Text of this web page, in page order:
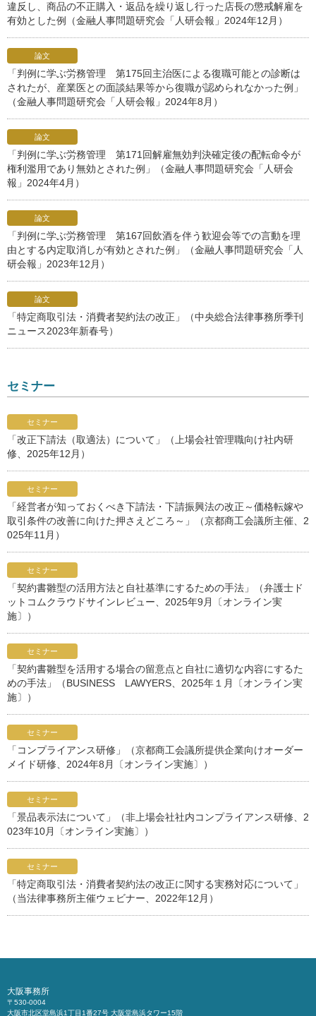
違反し、商品の不正購入・返品を繰り返し行った店長の懲戒解雇を
有効とした例（金融人事問題研究会「人研会報」2024年12月）
論文
「判例に学ぶ労務管理 第175回主治医による復職可能との診断は
されたが、産業医との面談結果等から復職が認められなかった例」
（金融人事問題研究会「人研会報」2024年8月）
論文
「判例に学ぶ労務管理 第171回解雇無効判決確定後の配転命令が
権利濫用であり無効とされた例」（金融人事問題研究会「人研会
報」2024年4月）
論文
「判例に学ぶ労務管理 第167回飲酒を伴う歓迎会等での言動を理
由とする内定取消しが有効とされた例」（金融人事問題研究会「人
研会報」2023年12月）
論文
「特定商取引法・消費者契約法の改正」（中央総合法律事務所季刊
ニュース2023年新春号）
セミナー
セミナー
「改正下請法（取適法）について」（上場会社管理職向け社内研
修、2025年12月）
セミナー
「経営者が知っておくべき下請法・下請振興法の改正～価格転嫁や
取引条件の改善に向けた押さえどころ～」（京都商工会議所主催、2
025年11月）
セミナー
「契約書雛型の活用方法と自社基準にするための手法」（弁護士ド
ットコムクラウドサインレビュー、2025年9月〔オンライン実
施〕）
セミナー
「契約書雛型を活用する場合の留意点と自社に適切な内容にするた
めの手法」（BUSINESS LAWYERS、2025年１月〔オンライン実
施〕）
セミナー
「コンプライアンス研修」（京都商工会議所提供企業向けオーダー
メイド研修、2024年8月〔オンライン実施〕）
セミナー
「景品表示法について」（非上場会社社内コンプライアンス研修、2
023年10月〔オンライン実施〕）
セミナー
「特定商取引法・消費者契約法の改正に関する実務対応について」
（当法律事務所主催ウェビナー、2022年12月）
大阪事務所
〒530-0004
大阪市北区堂島浜1丁目1番27号 大阪堂島浜タワー15階